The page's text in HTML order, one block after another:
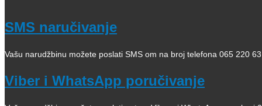
SMS naručivanje
Vašu narudžbinu možete poslati SMS om na broj telefona 065 220
Viber i WhatsApp poručivanje